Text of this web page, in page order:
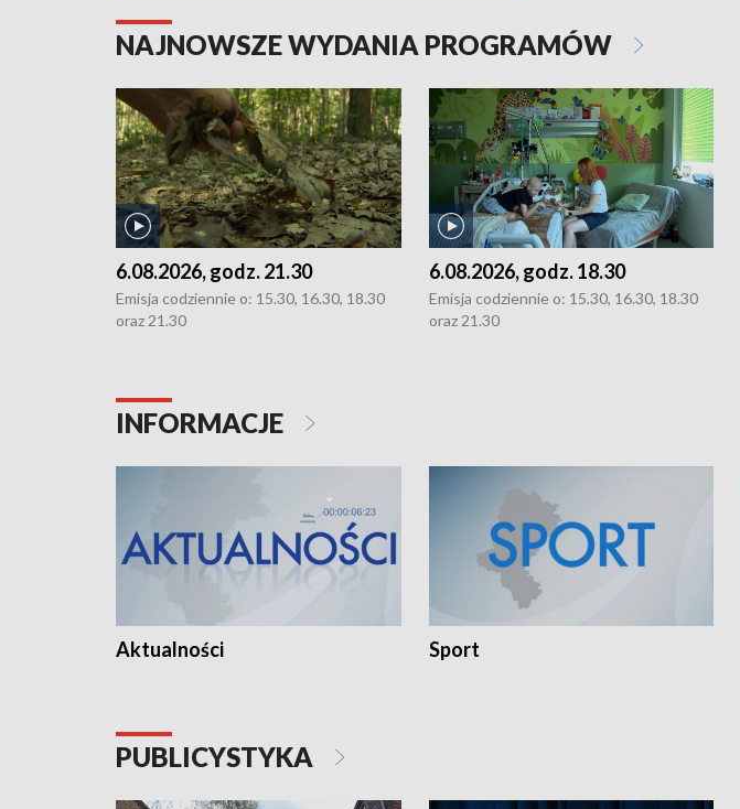
NAJNOWSZE WYDANIA PROGRAMÓW
6.08.2026, godz. 21.30
Emisja codziennie o: 15.30, 16.30, 18.30
oraz 21.30
6.08.2026, godz. 18.30
Emisja codziennie o: 15.30, 16.30, 18.30
oraz 21.30
INFORMACJE
Aktualności Sport
PUBLICYSTYKA